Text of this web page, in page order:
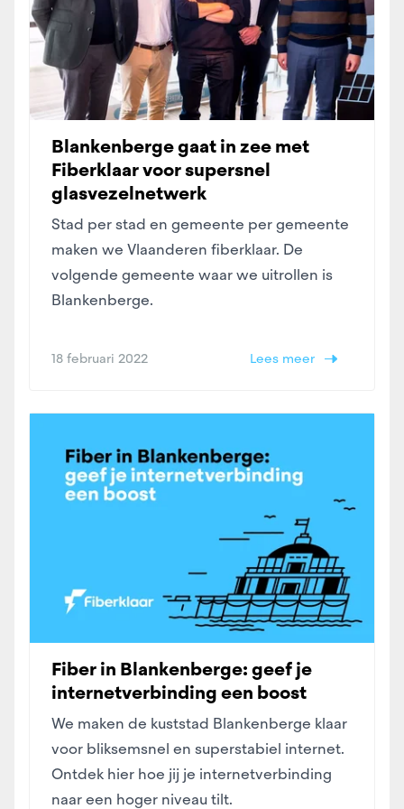
Blankenberge gaat in zee met
Fiberklaar voor supersnel
glasvezelnetwerk
Stad per stad en gemeente per gemeente
maken we Vlaanderen fiberklaar. De
volgende gemeente waar we uitrollen is
Blankenberge.
18 februari 2022 Lees meer
Fiber in Blankenberge: geef je
internetverbinding een boost
We maken de kuststad Blankenberge klaar
voor bliksemsnel en superstabiel internet.
Ontdek hier hoe jij je internetverbinding
naar een hoger niveau tilt.